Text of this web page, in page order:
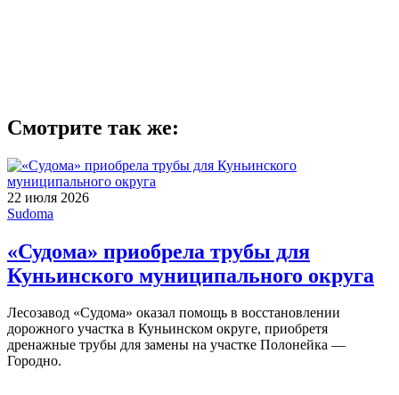
Смотрите так же:
22 июля 2026
Sudoma
«Судома» приобрела трубы для
Куньинского муниципального округа
Лесозавод «Судома» оказал помощь в восстановлении
дорожного участка в Куньинском округе, приобретя
дренажные трубы для замены на участке Полонейка —
Городно.